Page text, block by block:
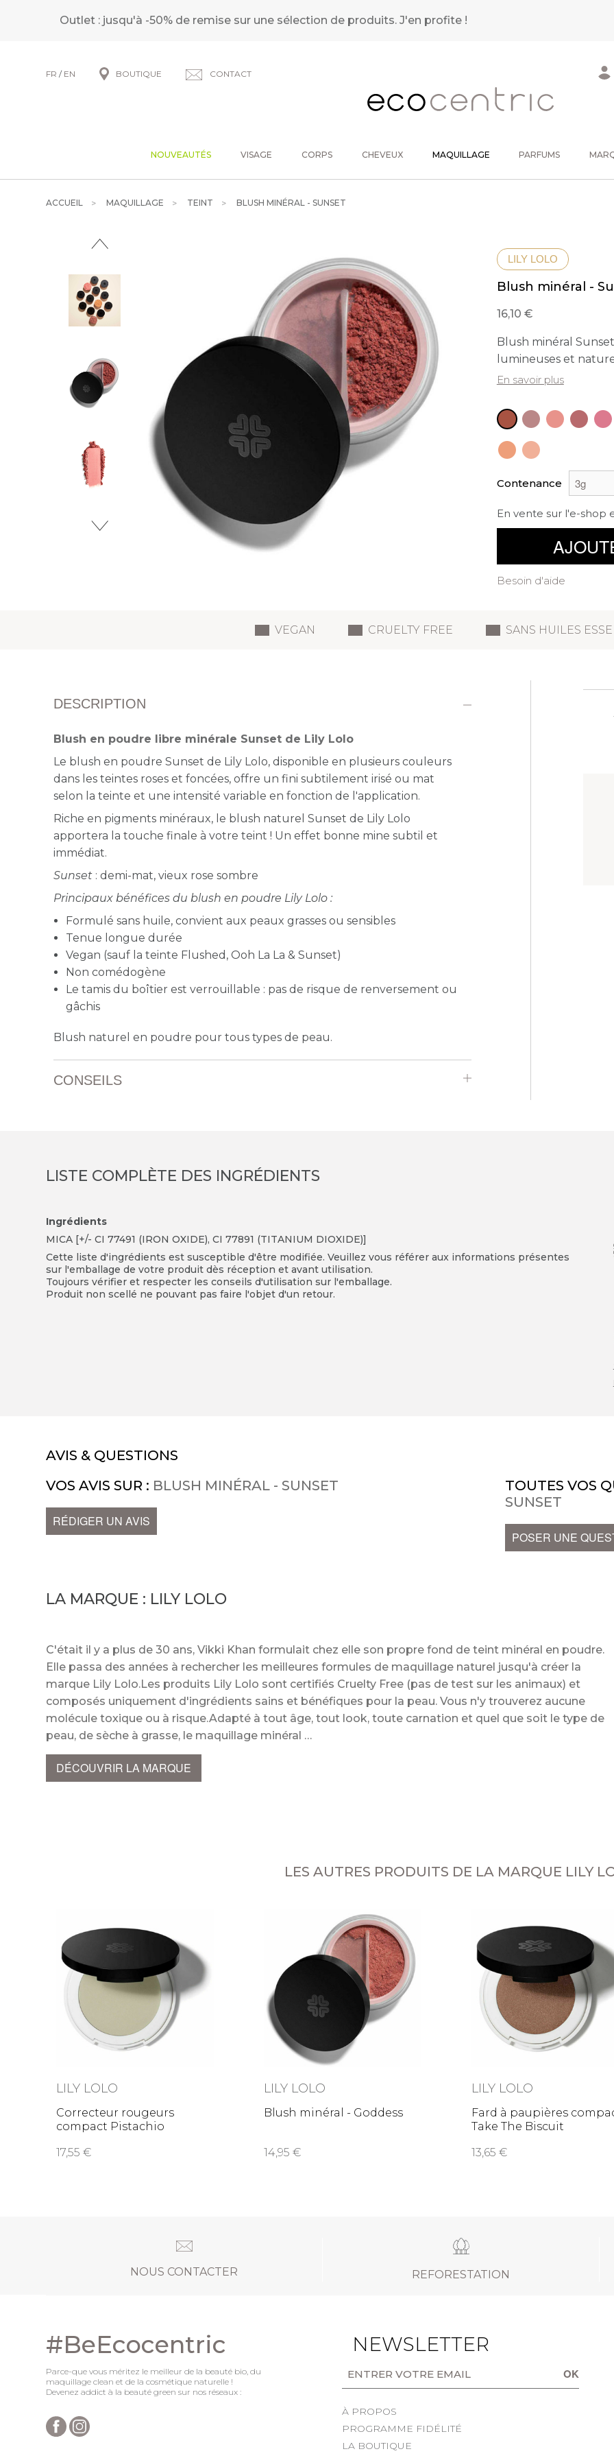
Outlet : jusqu'à -50% de remise sur une sélection de produits.J'en profite !
FR / EN BOUTIQUE CONTACT
NOUVEAUTÉS VISAGE CORPS CHEVEUX MAQUILLAGE PARFUMS
ACCUEIL MAQUILLAGE TEINT BLUSH MINÉRAL - SUNSET
LILY LOLO
Blush minéral -
16,10
Blush minéral
lumineuses et
En savoir plus
Contenance
En vente sur l'e-shop
Besoin d'aide
VEGAN CRUELTY FREE SANS HUILES
DESCRIPTION
Blush en poudre libre minérale Sunset de Lily Lolo
Le blush en poudre Sunset de Lily Lolo, disponible en plusieurs couleurs
dans les teintes roses et foncées, offre un fini subtilement irisé ou mat
selon la teinte et une intensité variable en fonction de l'application.
Riche en pigments minéraux, le blush naturel Sunset de Lily Lolo
apportera la touche finale à votre teint ! Un effet bonne mine subtil et
immédiat.
Sunset : demi-mat, vieux rose sombre
Principaux bénéfices du blush en poudre Lily Lolo :
Formulé sans huile, convient aux peaux grasses ou sensibles
Tenue longue durée
Vegan (sauf la teinte Flushed, Ooh La La & Sunset)
Non comédogène
Le tamis du boîtier est verrouillable : pas de risque de renversement ou
gâchis
Blush naturel en poudre pour tous types de peau.
CONSEILS
LISTE COMPLÈTE DES INGRÉDIENTS
Ingrédients
MICA [+/- CI 77491 (IRON OXIDE), CI 77891 (TITANIUM DIOXIDE)]
Cette liste d'ingrédients est susceptible d'être modifiée. Veuillez vous référer aux informations présentes
sur l'emballage de votre produit dès réception et avant utilisation.
Toujours vérifier et respecter les conseils d'utilisation sur l'emballage.
Produit non scellé ne pouvant pas faire l'objet d'un retour.
AVIS & QUESTIONS
VOS AVIS SUR : BLUSH MINÉRAL - SUNSET
RÉDIGER UN AVIS
TOUTES VOS
SUNSET
POSER UNE
LA MARQUE : LILY LOLO
C'était il y a plus de 30 ans, Vikki Khan formulait chez elle son propre fond de teint minéral en poudre.
Elle passa des années à rechercher les meilleures formules de maquillage naturel jusqu'à créer la
marque Lily Lolo.Les produits Lily Lolo sont certifiés Cruelty Free (pas de test sur les animaux) et
composés uniquement d'ingrédients sains et bénéfiques pour la peau. Vous n'y trouverez aucune
molécule toxique ou à risque.Adapté à tout âge, tout look, toute carnation et quel que soit le type de
peau, de sèche à grasse, le maquillage minéral
DÉCOUVRIR LA MARQUE
LES AUTRES PRODUITS DE LA MARQUE LILY
LILY LOLO
Correcteur rougeurs
compact Pistachio
17,55
LILY LOLO
Blush minéral - Goddess
14,95
LILY LOLO
Fard à paupières
Take The Biscuit
13,65
NOUS CONTACTER REFORESTATION
#BeEcocentric
Parce-que vous méritez le meilleur de la beauté bio, du
maquillage clean et de la cosmétique naturelle !
Devenez addict à la beauté green sur nos réseaux :
NEWSLETTER
OK
À PROPOS
PROGRAMME FIDÉLITÉ
LA BOUTIQUE